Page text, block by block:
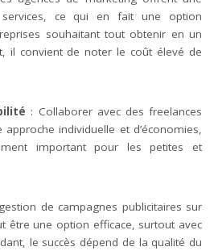
ce qui en fait une option
souhaitant tout obtenir en un
il convient de noter le coût élevé de
: Collaborer avec des freelances
approche individuelle et d’économies,
important pour les petites et
de campagnes publicitaires sur
être une option efficace, surtout avec
le succès dépend de la qualité du